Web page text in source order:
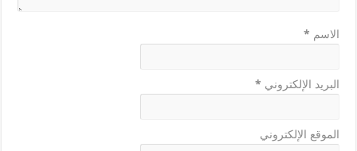
الاسم *
البريد الإلكتروني *
الموقع الإلكتروني